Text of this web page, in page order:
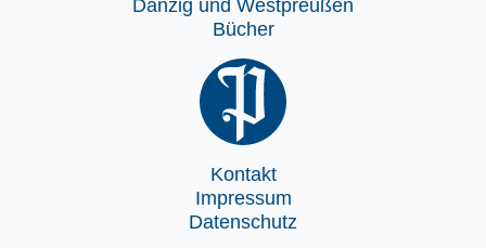
Danzig und Westpreußen
Bücher
Kontakt
Impressum
Datenschutz